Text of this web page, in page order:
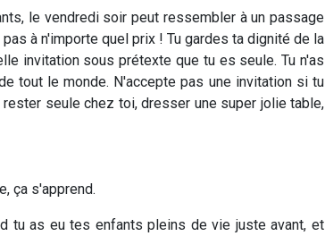
le vendredi soir peut ressembler à un passage
à n'importe quel prix ! Tu gardes ta dignité de la
invitation sous prétexte que tu es seule. Tu n'as
tout le monde. N'accepte pas une invitation si tu
seule chez toi, dresser une super jolie table,
ça s'apprend.
tu as eu tes enfants pleins de vie juste avant, et